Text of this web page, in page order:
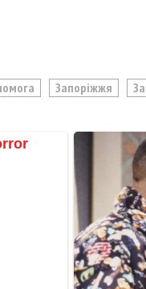
Запоріжжя